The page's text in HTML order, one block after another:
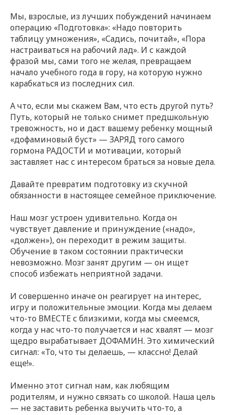
Мы, взрослые, из лучших побуждений начинаем
операцию «Подготовка»: «Надо повторить
таблицу умножения», «Садись, почитай», «Пора
настраиваться на рабочий лад». И с каждой
фразой мы, сами того не желая, превращаем
начало учебного года в гору, на которую нужно
карабкаться из последних сил.
А что, если мы скажем Вам, что есть другой путь?
Путь, который не только снимет предшкольную
тревожность, но и даст вашему ребенку мощный
«дофаминовый буст» — ЗАРЯД того самого
гормона РАДОСТИ и мотивации, который
заставляет нас с интересом браться за новые дела.
Давайте превратим подготовку из скучной
обязанности в настоящее семейное приключение.
Наш мозг устроен удивительно. Когда он
чувствует давление и принуждение («надо»,
«должен»), он переходит в режим защиты.
Обучение в таком состоянии практически
невозможно. Мозг занят другим — он ищет
способ избежать неприятной задачи.
И совершенно иначе он реагирует на интерес,
игру и положительные эмоции. Когда мы делаем
что-то ВМЕСТЕ с близкими, когда мы смеемся,
когда у нас что-то получается и нас хвалят — мозг
щедро вырабатывает ДОФАМИН. Это химический
сигнал: «То, что ты делаешь, — классно! Делай
еще!».
Именно этот сигнал нам, как любящим
родителям, и нужно связать со школой. Наша цель
— не заставить ребенка выучить что-то, а